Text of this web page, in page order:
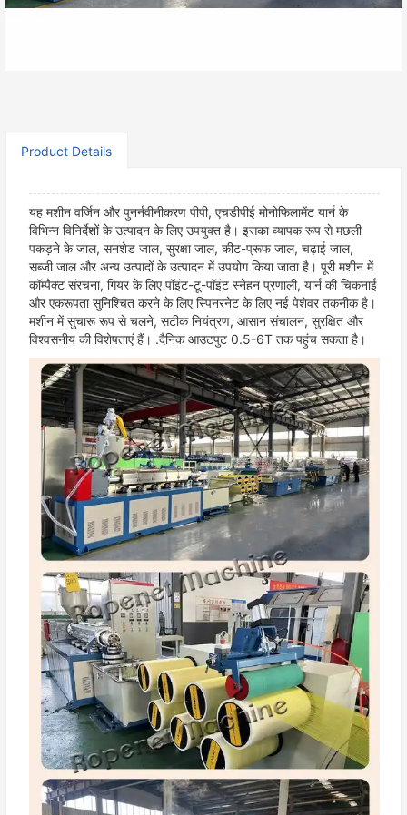
Product Details
यह मशीन वर्जिन और पुनर्नवीनीकरण पीपी, एचडीपीई मोनोफिलामेंट यार्न के
विभिन्न विनिर्देशों के उत्पादन के लिए उपयुक्त है। इसका व्यापक रूप से मछली
पकड़ने के जाल, सनशेड जाल, सुरक्षा जाल, कीट-प्रूफ जाल, चढ़ाई जाल,
सब्जी जाल और अन्य उत्पादों के उत्पादन में उपयोग किया जाता है। पूरी मशीन में
कॉम्पैक्ट संरचना, गियर के लिए पॉइंट-टू-पॉइंट स्नेहन प्रणाली, यार्न की चिकनाई
और एकरूपता सुनिश्चित करने के लिए स्पिनरनेट के लिए नई पेशेवर तकनीक है।
मशीन में सुचारू रूप से चलने, सटीक नियंत्रण, आसान संचालन, सुरक्षित और
विश्वसनीय की विशेषताएं हैं। .दैनिक आउटपुट 0.5-6T तक पहुंच सकता है।